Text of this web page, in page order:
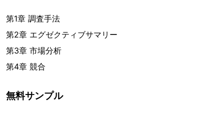
第1章 調査手法
第2章 エグゼクティブサマリー
第3章 市場分析
第4章 競合
無料サンプル